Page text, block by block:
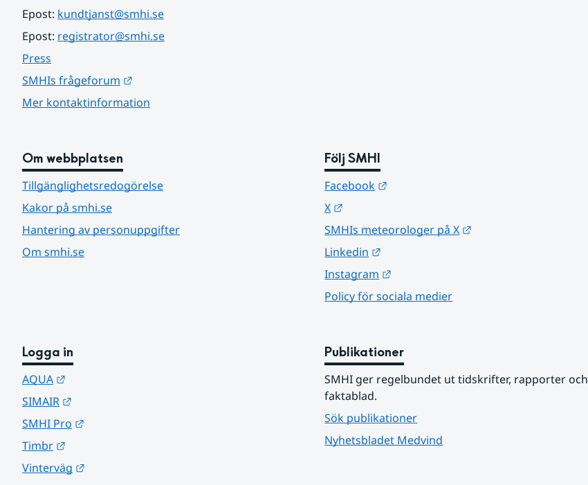
Epost: kundtjanst@smhi.se
Epost: registrator@smhi.se
Press
SMHIs frågeforum
Mer kontaktinformation
Om webbplatsen
Tillgänglighetsredogörelse
Kakor på smhi.se
Hantering av personuppgifter
Om smhi.se
Följ SMHI
Facebook
X
SMHIs meteorologer på X
Linkedin
Instagram
Policy för sociala medier
Logga in
AQUA
SIMAIR
SMHI Pro
Timbr
Vinterväg
Publikationer
SMHI ger regelbundet ut tidskrifter, rapporter och
faktablad.
Sök publikationer
Nyhetsbladet Medvind